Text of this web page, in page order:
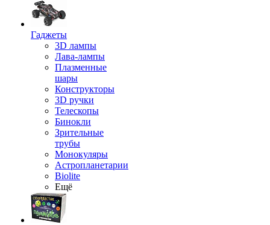
Гаджеты
3D лампы
Лава-лампы
Плазменные
шары
Конструкторы
3D ручки
Телескопы
Бинокли
Зрительные
трубы
Монокуляры
Астропланетарии
Biolite
Ещё